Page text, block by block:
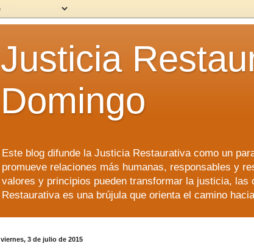
Justicia
Domingo
Este blog difunde la Justicia Restaurativa como un
promueve relaciones más humanas, responsables y
valores y principios pueden transformar la justicia,
Restaurativa es una brújula que orienta el camino
viernes, 3 de julio de 2015